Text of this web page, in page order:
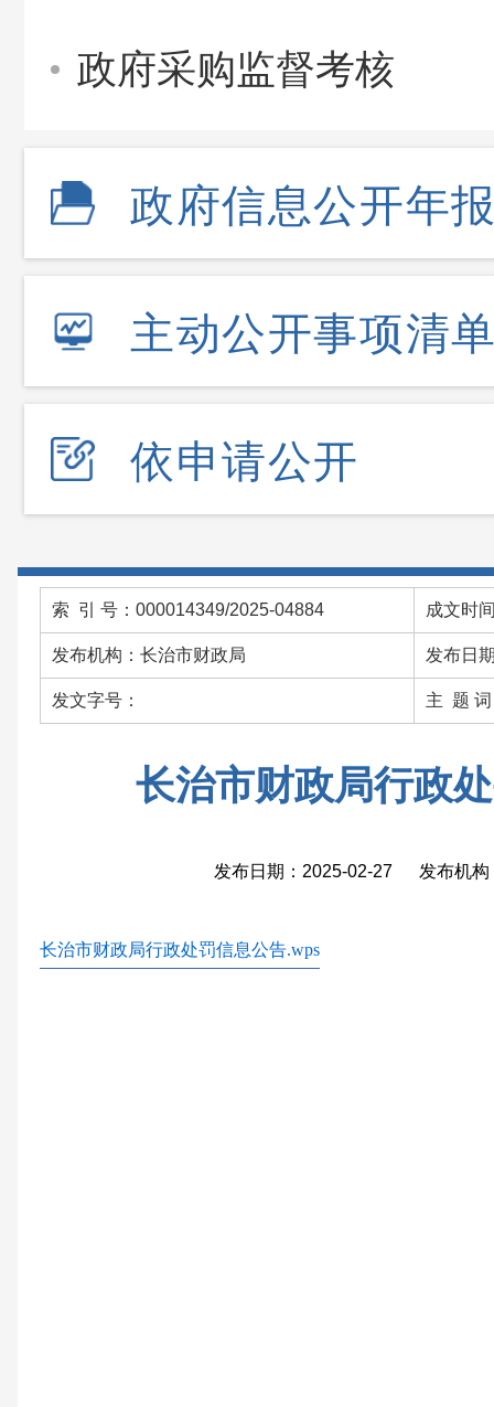
政府采购监督考核
政府信息公开年
主动公开事项清
依申请公开
索 引 号：000014349/2025-04884 成文时
发布机构：长治市财政局 发布日
发文字号： 主 题 词
长治市财政局行政
发布日期：2025-02-27 发布机构
长治市财政局行政处罚信息公告.wps